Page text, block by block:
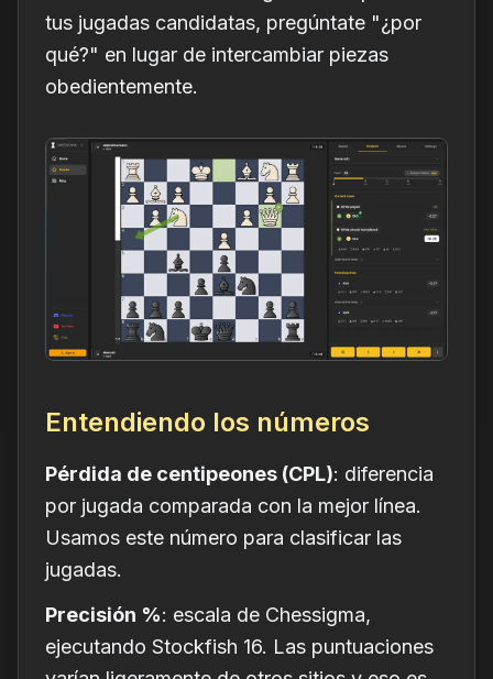
tus jugadas candidatas, pregúntate "¿por
qué?" en lugar de intercambiar piezas
obedientemente.
Entendiendo los números
Pérdida de centipeones (CPL): diferencia
por jugada comparada con la mejor línea.
Usamos este número para clasificar las
jugadas.
Precisión %: escala de Chessigma,
ejecutando Stockfish 16. Las puntuaciones